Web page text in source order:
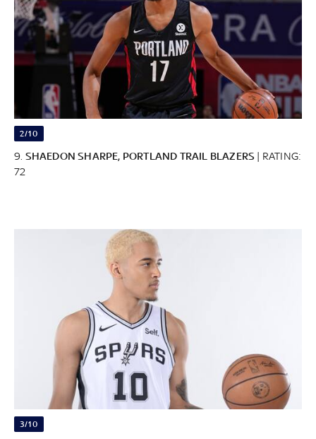
2/10
9. SHAEDON SHARPE, PORTLAND TRAIL BLAZERS | RATING:
72
3/10